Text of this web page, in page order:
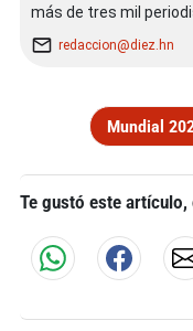
más de tres mil
redaccion@diez.hn
Mundial
Te gustó este